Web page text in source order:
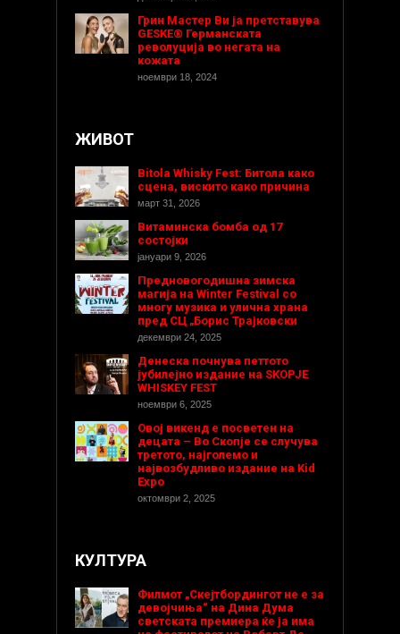
Грин Мастер Ви ја претставува
GESKE® Германската
револуција во негата на
кожата
ноември 18, 2024
ЖИВОТ
Bitola Whisky Fest: Битола како
сцена, вискито како причина
март 31, 2026
Витаминска бомба од 17
состојки
јануари 9, 2026
Предновогодишнa зимска
магија на Winter Festival со
многу музика и улична храна
пред СЦ „Борис Трајковски
декември 24, 2025
Денеска почнува петтото
јубилејно издание на SKOPJE
WHISKEY FEST
ноември 6, 2025
Овој викенд е посветен на
децата – Во Скопје се случува
третото, најголемо и
највозбудливо издание на Kid
Expo
октомври 2, 2025
КУЛТУРА
Филмот „Скејтбордингот не е за
девојчиња“ на Дина Дума
светската премиера ќе ја има